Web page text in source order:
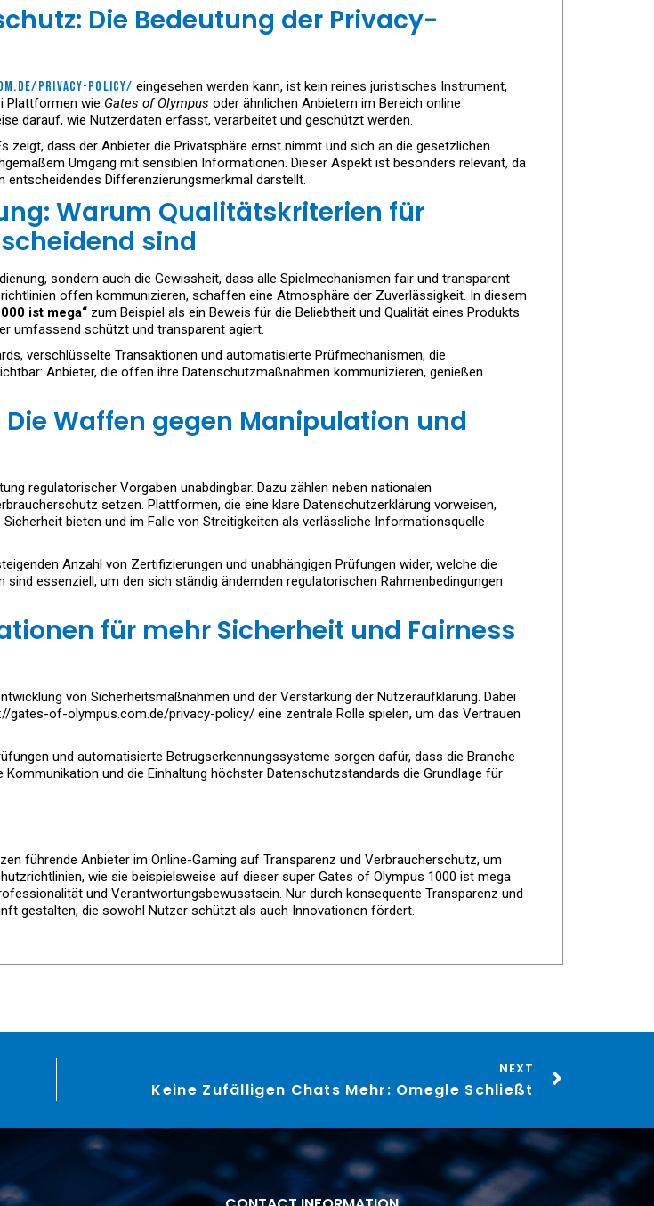
Die Bedeutung der Privacy-
privacy-policy/ eingesehen werden kann, ist kein reines juristisches Instrument,
Plattformen wie Gates of Olympus oder ähnlichen Anbietern im Bereich online
darauf, wie Nutzerdaten erfasst, verarbeitet und geschützt werden.
zeigt, dass der Anbieter die Privatsphäre ernst nimmt und sich an die gesetzlichen
Umgang mit sensiblen Informationen. Dieser Aspekt ist besonders relevant, da
entscheidendes Differenzierungsmerkmal darstellt.
Warum Qualitätskriterien für
sind
sondern auch die Gewissheit, dass alle Spielmechanismen fair und transparent
offen kommunizieren, schaffen eine Atmosphäre der Zuverlässigkeit. In diesem
ist mega“ zum Beispiel als ein Beweis für die Beliebtheit und Qualität eines Produkts
umfassend schützt und transparent agiert.
verschlüsselte Transaktionen und automatisierte Prüfmechanismen, die
Anbieter, die offen ihre Datenschutzmaßnahmen kommunizieren, genießen
Waffen gegen Manipulation und
regulatorischer Vorgaben unabdingbar. Dazu zählen neben nationalen
setzen. Plattformen, die eine klare Datenschutzerklärung vorweisen,
bieten und im Falle von Streitigkeiten als verlässliche Informationsquelle
Anzahl von Zertifizierungen und unabhängigen Prüfungen wider, welche die
essenziell, um den sich ständig ändernden regulatorischen Rahmenbedingungen
für mehr Sicherheit und Fairness
von Sicherheitsmaßnahmen und der Verstärkung der Nutzeraufklärung. Dabei
of-olympus.com.de/privacy-policy/ eine zentrale Rolle spielen, um das Vertrauen
und automatisierte Betrugserkennungssysteme sorgen dafür, dass die Branche
und die Einhaltung höchster Datenschutzstandards die Grundlage für
führende Anbieter im Online-Gaming auf Transparenz und Verbraucherschutz, um
wie sie beispielsweise auf dieser super Gates of Olympus 1000 ist mega
und Verantwortungsbewusstsein. Nur durch konsequente Transparenz und
gestalten, die sowohl Nutzer schützt als auch Innovationen fördert.
NEXT
Keine Zufälligen Chats Mehr: Omegle Schließt